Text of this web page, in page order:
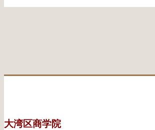
大湾区商学院